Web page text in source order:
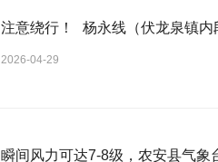
注意绕行！ 杨永线（伏龙泉镇
2026-04-29
瞬间风力可达7-8级，农安县气象